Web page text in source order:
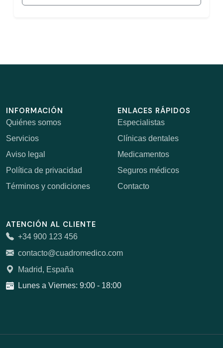
INFORMACIÓN
Quiénes somos
Servicios
Aviso legal
Política de privacidad
Términos y condiciones
ENLACES RÁPIDOS
Especialistas
Clínicas dentales
Medicamentos
Seguros médicos
Contacto
ATENCIÓN AL CLIENTE
+34 900 123 456
contacto@cuadromedico.com
Madrid, España
Lunes a Viernes: 9:00 - 18:00